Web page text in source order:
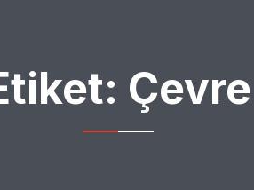
Çevre